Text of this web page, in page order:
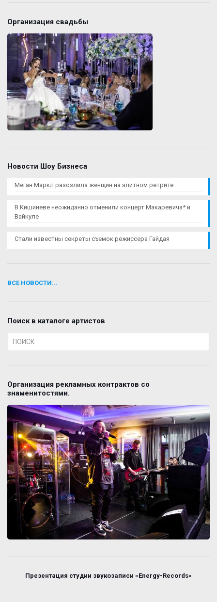
Организация свадьбы
Новости Шоу Бизнеса
Меган Маркл разозлила женщин на элитном ретрите
В Кишиневе неожиданно отменили концерт Макаревича* и
Вайкуле
Стали известны секреты съемок режиссера Гайдая
ВСЕ НОВОСТИ...
Поиск в каталоге артистов
Организация рекламных контрактов со
знаменитостями.
Презентация студии звукозаписи «Energy-Records»